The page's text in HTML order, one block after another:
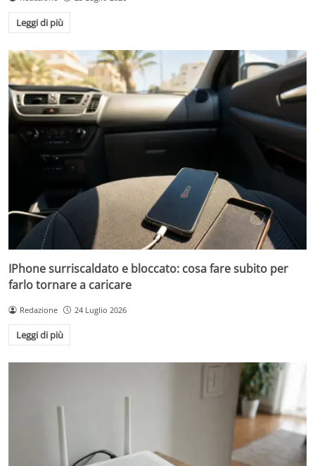
Leggi di più
IPhone surriscaldato e bloccato: cosa fare subito per
farlo tornare a caricare
Redazione 24 Luglio 2026
Leggi di più